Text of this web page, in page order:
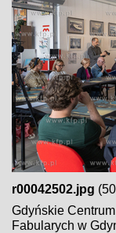
r00042502.jpg
Gdyńskie
Fabularych w